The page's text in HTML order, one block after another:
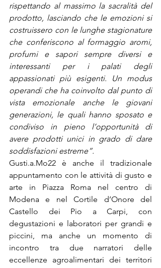
rispettando al massimo la sacralità del
prodotto, lasciando che le emozioni si
costruissero con le lunghe stagionature
che conferiscono al formaggio aromi,
profumi e sapori sempre diversi e
interessanti per i palati degli
appassionati più esigenti. Un modus
operandi che ha coinvolto dal punto di
vista emozionale anche le giovani
generazioni, le quali hanno sposato e
condiviso in pieno l’opportunità di
avere prodotti unici in grado di dare
soddisfazioni estreme”.
Gusti.a.Mo22 è anche il tradizionale
appuntamento con le attività di gusto e
arte
in Piazza Roma nel centro di
Modena e nel Cortile d’Onore del
Castello dei Pio a Carpi, con
degustazioni e laboratori per grandi e
piccini, ma anche un momento di
incontro tra due narratori delle
eccellenze agroalimentari dei territori